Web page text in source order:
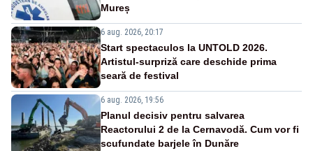
Mureș
6 aug. 2026, 20:17
Start spectaculos la UNTOLD 2026.
Artistul-surpriză care deschide prima
seară de festival
6 aug. 2026, 19:56
Planul decisiv pentru salvarea
Reactorului 2 de la Cernavodă. Cum vor fi
scufundate barjele în Dunăre